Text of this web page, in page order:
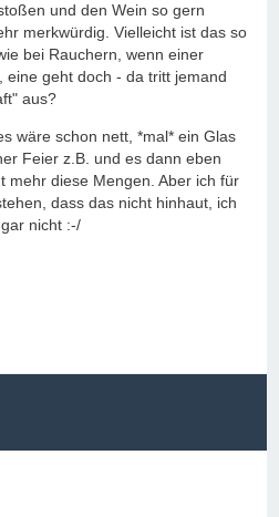
und den Wein so gern
merkwürdig. Vielleicht ist das so
bei Rauchern, wenn einer
eine geht doch - da tritt jemand
aus?
wäre schon nett, *mal* ein Glas
Feier z.B. und es dann eben
mehr diese Mengen. Aber ich für
dass das nicht hinhaut, ich
nicht :-/